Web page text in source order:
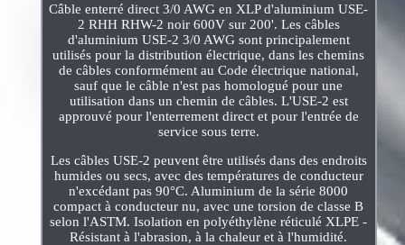
Câble enterré direct 3/0 AWG en XLP d'aluminium USE-
2 RHH RHW-2 noir 600V sur 200'. Les câbles
d'aluminium USE-2 3/0 AWG sont principalement
utilisés pour la distribution électrique, dans les chemins
de câbles conformément au Code électrique national,
sauf que le câble n'est pas homologué pour une
utilisation dans un chemin de câbles. L'USE-2 est
approuvé pour l'enterrement direct et pour l'entrée de
service sous terre.
Les câbles USE-2 peuvent être utilisés dans des endroits
humides ou secs, avec des températures de conducteur
n'excédant pas 90°C. Aluminium de la série 8000
compact à conducteur nu, avec une torsion de classe B
selon l'ASTM. Isolation en polyéthylène réticulé XLPE -
Résistant à l'abrasion, à la chaleur et à l'humidité.